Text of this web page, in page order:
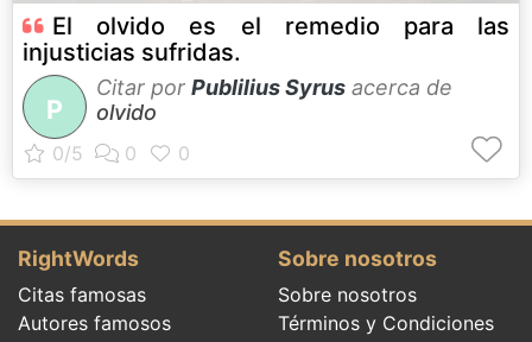
El olvido es el remedio para las
injusticias sufridas.
P
Citar por Publilius Syrus acerca de
olvido
RightWords
Citas famosas
Autores famosos
Sobre nosotros
Sobre nosotros
Términos y Condiciones